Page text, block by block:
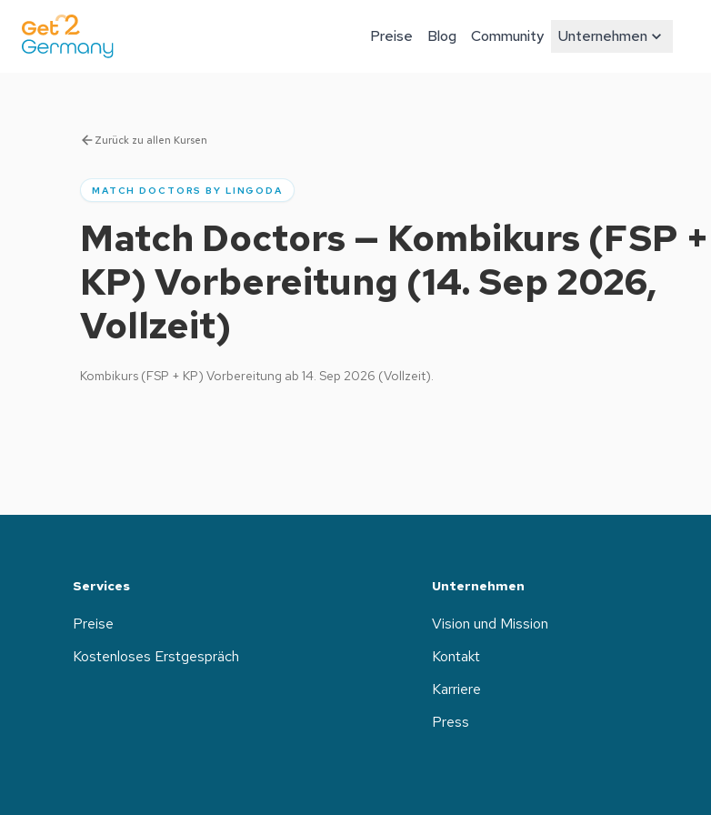
Preise Blog Community Unternehmen
Zurück zu allen Kursen
MATCH DOCTORS BY LINGODA
Match Doctors — Kombikurs (FSP +
KP) Vorbereitung (14. Sep 2026,
Vollzeit)
Kombikurs (FSP + KP) Vorbereitung ab 14. Sep 2026 (Vollzeit).
Services
Preise
Kostenloses Erstgespräch
Unternehmen
Vision und Mission
Kontakt
Karriere
Press